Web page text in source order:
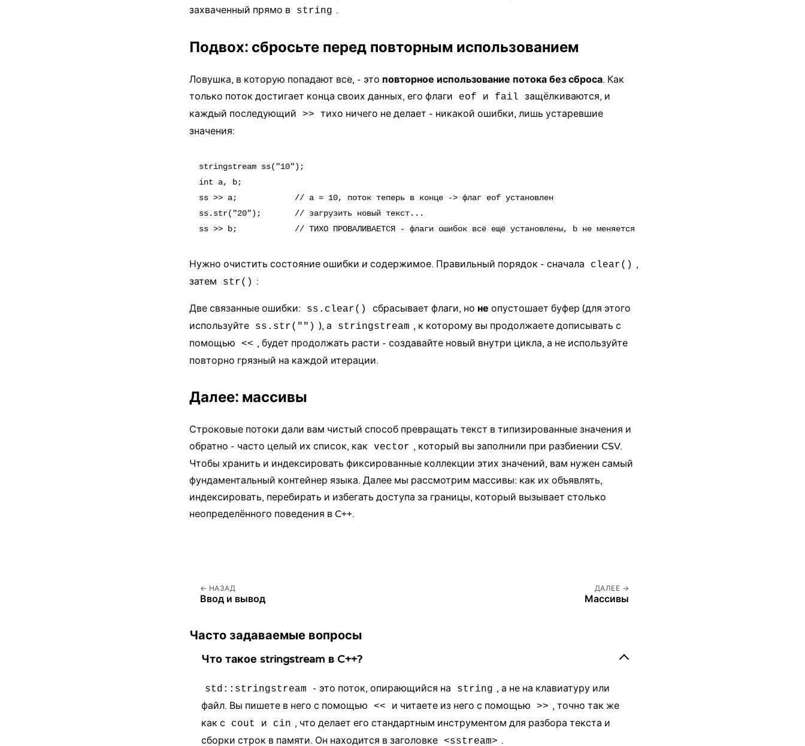
захваченный прямо в
string .
Подвох: сбросьте перед повторным использованием
Ловушка, в которую попадают все, - это повторное использование потока без сброса. Как
только поток достигает конца своих данных, его флаги
eof и fail
защёлкиваются, и
каждый последующий
>>
тихо ничего не делает - никакой ошибки, лишь устаревшие
значения:
stringstream ss("10");
int a, b;
ss >> a;            // a = 10, поток теперь в конце -> флаг eof установлен
ss.str("20");       // загрузить новый текст...
Нужно очистить состояние ошибки и содержимое. Правильный порядок - сначала clear() ,
затем
str() :
Две связанные ошибки: ss.clear() сбрасывает флаги, но не опустошает буфер (для этого
используйте
ss.str("") ), а stringstream , к которому вы продолжаете дописывать с
помощью
<< , будет продолжать расти - создавайте новый внутри цикла, а не используйте
повторно грязный на каждой итерации.
Далее: массивы
Строковые потоки дали вам чистый способ превращать текст в типизированные значения и
обратно - часто целый их список, как
vector , который вы заполнили при разбиении CSV.
Чтобы хранить и индексировать фиксированные коллекции этих значений, вам нужен самый
фундаментальный контейнер языка. Далее мы рассмотрим массивы: как их объявлять,
индексировать, перебирать и избегать доступа за границы, который вызывает столько
неопределённого поведения в C++.
НАЗАД
Ввод и вывод
ДАЛЕЕ
Массивы
Часто задаваемые вопросы
Что такое stringstream в C++?
std::stringstream - это поток, опирающийся на string , а не на клавиатуру или
файл. Вы пишете в него с помощью
<< и читаете из него с помощью >> , точно так же
как с
cout и cin , что делает его стандартным инструментом для разбора текста и
сборки строк в памяти. Он находится в заголовке <sstream> .